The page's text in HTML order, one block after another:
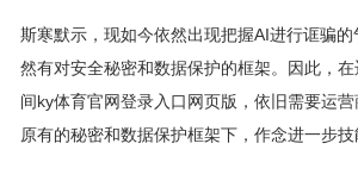
斯寒默示，现如今依然出现把握AI进行诓骗
然有对安全秘密和数据保护的框架。因此，
间ky体育官网登录入口网页版，依旧需要运
原有的秘密和数据保护框架下，作念进一步技